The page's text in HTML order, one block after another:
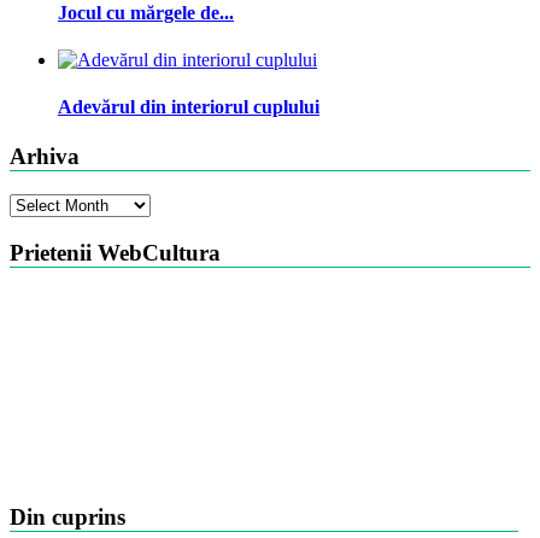
Jocul cu mărgele de...
Adevărul din interiorul cuplului
Arhiva
Arhiva
Prietenii WebCultura
Din cuprins